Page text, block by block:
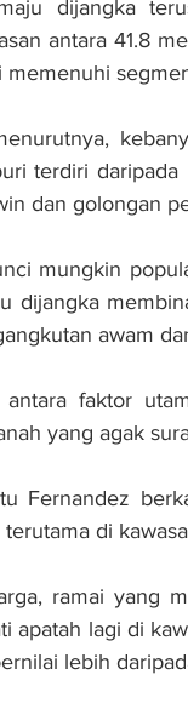
dijangka
antara 41.8
memenuhi
terdiri
dan golongan
mungkin
dijangka
awam
antara faktor
yang agak
Fernandez
di
ramai yang
apatah lagi di
lebih